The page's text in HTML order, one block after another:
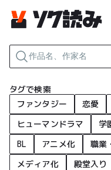
タグで検索
ファンタジー
恋愛
ヒューマンドラマ
学
BL
アニメ化 職業
メディア化
殿堂入り